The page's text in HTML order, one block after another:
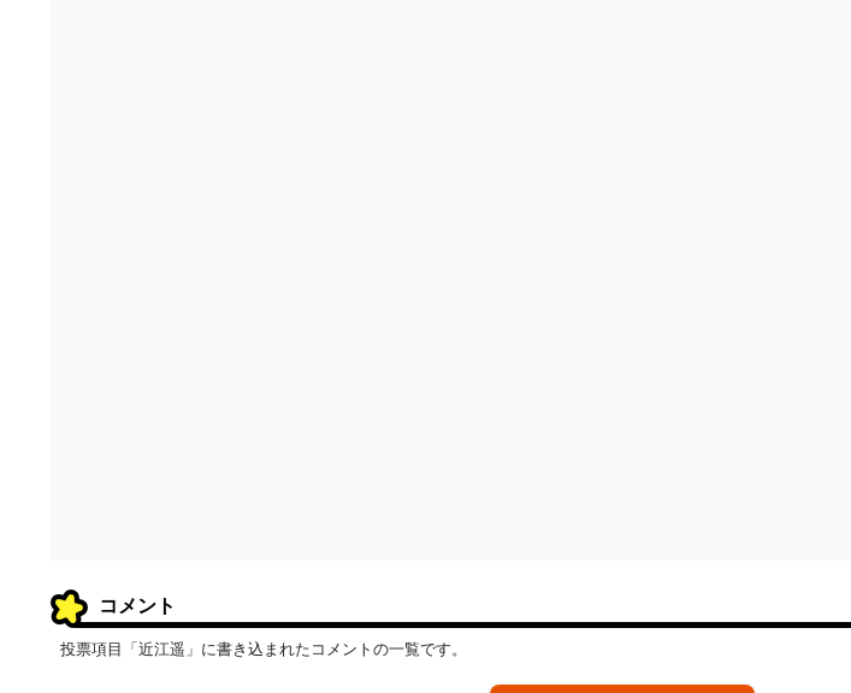
コメント
投票項目「近江遥」に書き込まれたコメントの一覧です。